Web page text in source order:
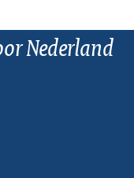
Nederland